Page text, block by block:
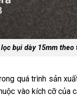
bụi dày 15mm theo
quá trình sản
vào kích cỡ của